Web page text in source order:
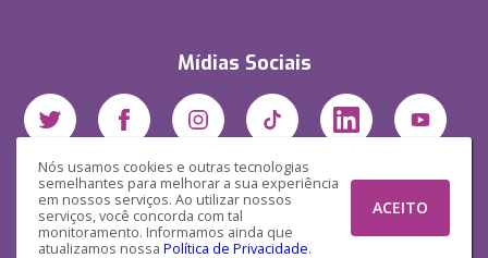
Nós usamos cookies e outras tecnologias
semelhantes para melhorar a sua experiência
em nossos serviços. Ao utilizar nossos
serviços, você concorda com tal
monitoramento. Informamos ainda que
atualizamos nossa Política de Privacidade.
ACEITO
Mídias Sociais